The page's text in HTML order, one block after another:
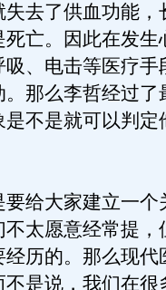
去了供血功能，
亡。因此在发生
、电击等医疗手
那么李哲经过了
不是就可以判定
给大家建立一个
太愿意经常提，
历的。那么现代
是说，我们在很